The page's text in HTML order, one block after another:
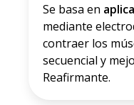
Se basa en
mediante
contraer los
secuencial y
Reafirmante.